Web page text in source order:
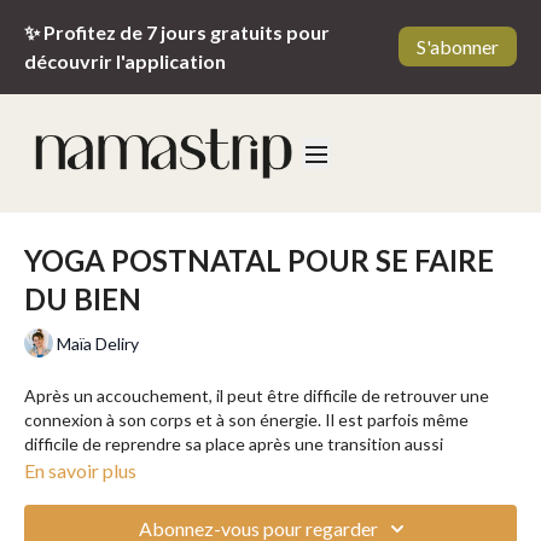
✨ Profitez de 7 jours gratuits pour
découvrir l'application
S'abonner
YOGA POSTNATAL POUR SE FAIRE
DU BIEN
Maïa Deliry
Après un accouchement, il peut être difficile de retrouver une
connexion à son corps et à son énergie. Il est parfois même
difficile de reprendre sa place après une transition aussi
importante que la naissance d'un enfant. Pourtant, en tant que
En savoir plus
Abonnez-vous pour regarder